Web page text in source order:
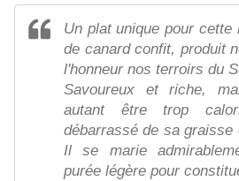
Un plat unique pour cette
de canard confit, produit
l'honneur nos terroirs du
Savoureux et riche,
autant être trop
débarrassé de sa graisse
Il se marie
purée légère pour